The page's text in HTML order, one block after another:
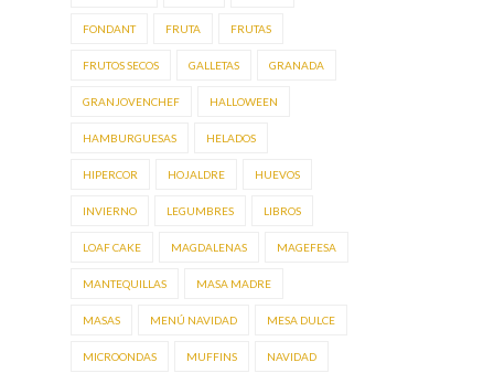
FONDANT FRUTA FRUTAS
FRUTOS SECOS GALLETAS GRANADA
GRANJOVENCHEF HALLOWEEN
HAMBURGUESAS HELADOS
HIPERCOR HOJALDRE HUEVOS
INVIERNO LEGUMBRES LIBROS
LOAF CAKE MAGDALENAS MAGEFESA
MANTEQUILLAS MASA MADRE
MASAS MENÚ NAVIDAD MESA DULCE
MICROONDAS MUFFINS NAVIDAD